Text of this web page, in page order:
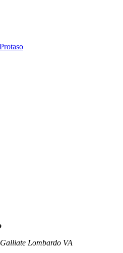
Lombardo VA